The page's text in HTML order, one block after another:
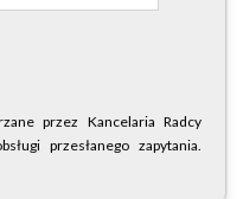
przez Kancelaria Radcy
przesłanego zapytania.